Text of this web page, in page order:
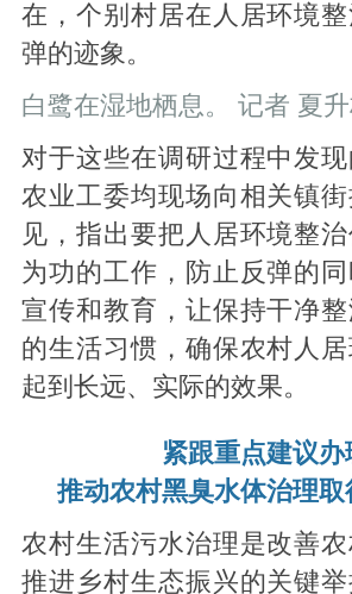
在，个别村居在人居环境
弹的迹象。
白鹭在湿地栖息。 记者 夏
对于这些在调研过程中发
农业工委均现场向相关镇
见，指出要把人居环境整
为功的工作，防止反弹的
宣传和教育，让保持干净
的生活习惯，确保农村人
起到长远、实际的效果。
紧跟重点建议办
推动农村黑臭水体治理
农村生活污水治理是改善农
推进乡村生态振兴的关键